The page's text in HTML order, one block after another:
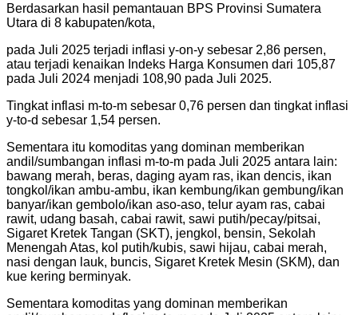
Berdasarkan hasil pemantauan BPS Provinsi Sumatera
Utara di 8 kabupaten/kota,
pada Juli 2025 terjadi inflasi y-on-y sebesar 2,86 persen,
atau terjadi kenaikan Indeks Harga Konsumen dari 105,87
pada Juli 2024 menjadi 108,90 pada Juli 2025.
Tingkat inflasi m-to-m sebesar 0,76 persen dan tingkat inflasi
y-to-d sebesar 1,54 persen.
Sementara itu komoditas yang dominan memberikan
andil/sumbangan inflasi m-to-m pada Juli 2025 antara lain:
bawang merah, beras, daging ayam ras, ikan dencis, ikan
tongkol/ikan ambu-ambu, ikan kembung/ikan gembung/ikan
banyar/ikan gembolo/ikan aso-aso, telur ayam ras, cabai
rawit, udang basah, cabai rawit, sawi putih/pecay/pitsai,
Sigaret Kretek Tangan (SKT), jengkol, bensin, Sekolah
Menengah Atas, kol putih/kubis, sawi hijau, cabai merah,
nasi dengan lauk, buncis, Sigaret Kretek Mesin (SKM), dan
kue kering berminyak.
Sementara komoditas yang dominan memberikan